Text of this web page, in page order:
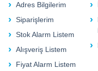
Adres Bilgilerim
Siparişlerim
Stok Alarm Listem
Alışveriş Listem
Fiyat Alarm Listem